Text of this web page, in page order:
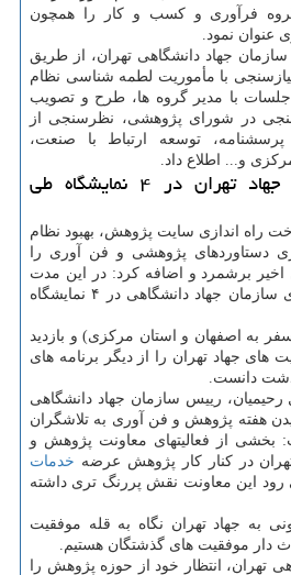
فرآوری و کسب و کار را همچون
عنوان نمود.
جهاد دانشگاهی تهران، از طریق
با مأموریت لطمه شناسی نظام
جلسات با مدیر گروه ها، طرح و تصویب
در شورای پژوهشی، نظرسنجی از
توسعه ارتباط با صنعت،
و... اطلاع داد.
حضور بخش پژوهشی جهاد تهران در ۴ نمایشگاه طی
راه اندازی سایت پژوهش، بهبود نظام
دستاوردهای پژوهشی و فن آوری را
اخیر برشمرد و اضافه کرد: در این مدت
معاونت پژوهش و فن آوری سازمان جهاد دانشگاهی در ۴ نمایشگاه
به اصفهان و استان مرکزی) و بازدید
های جهاد تهران را از دیگر برنامه های
دانست.
رحیمیان، رییس سازمان جهاد دانشگاهی
هفته پژوهش و فن آوری به تلاشگران
از فعالیتهای معاونت پژوهش و
در کنار کار پژوهش عرضه خدمات
این معاونت نقش پررنگ تری داشته
به جهاد تهران نگاه به قله موفقیت
دار موفقیت های گذشتگان هستیم.
تهران، انتظار خود از حوزه پژوهش را